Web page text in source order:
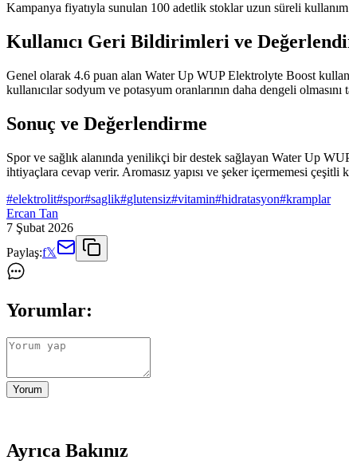
Kampanya fiyatıyla sunulan 100 adetlik stoklar uzun süreli
Kullanıcı Geri Bildirimleri ve
Genel olarak 4.6 puan alan Water Up WUP Elektrolyte Boost
kullanıcılar sodyum ve potasyum oranlarının daha dengeli
Sonuç ve Değerlendirme
Spor ve sağlık alanında yenilikçi bir destek sağlayan Water Up
ihtiyaçlara cevap verir. Aromasız yapısı ve şeker içermemesi
#elektrolit#spor#saglik#glutensiz#vitamin#hidratasyon#kramplar
Ercan Tan
7 Şubat 2026
Paylaş:f𝕏
Yorumlar:
Yorum
Ayrıca Bakınız